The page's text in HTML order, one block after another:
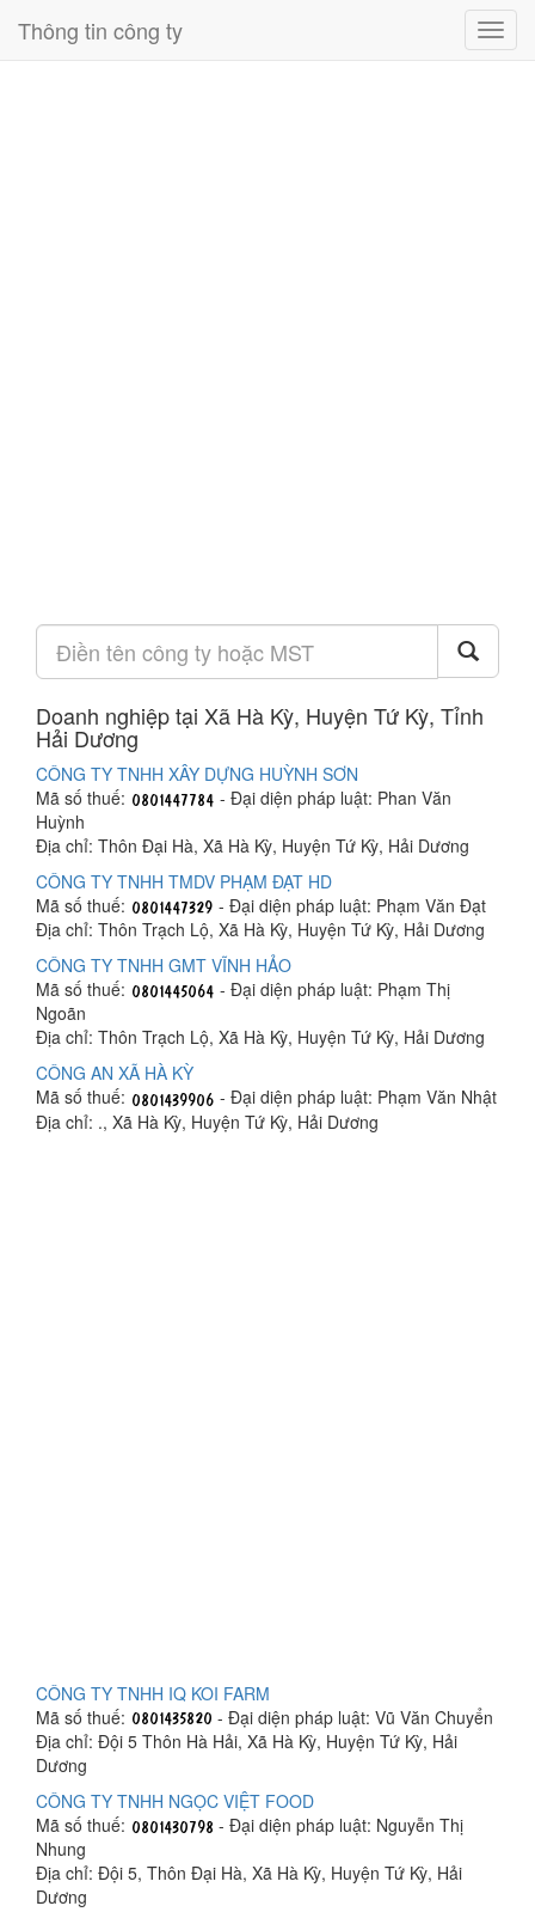
Thông tin công ty
Doanh nghiệp tại Xã Hà Kỳ, Huyện Tứ Kỳ, Tỉnh
Hải Dương
CÔNG TY TNHH XÂY DỰNG HUỲNH SƠN
Mã số thuế:
- Đại diện pháp luật: Phan Văn
Huỳnh
Địa chỉ: Thôn Đại Hà, Xã Hà Kỳ, Huyện Tứ Kỳ, Hải Dương
CÔNG TY TNHH TMDV PHẠM ĐẠT HD
Mã số thuế:
- Đại diện pháp luật: Phạm Văn Đạt
Địa chỉ: Thôn Trạch Lộ, Xã Hà Kỳ, Huyện Tứ Kỳ, Hải Dương
CÔNG TY TNHH GMT VĨNH HẢO
Mã số thuế:
- Đại diện pháp luật: Phạm Thị
Ngoãn
Địa chỉ: Thôn Trạch Lộ, Xã Hà Kỳ, Huyện Tứ Kỳ, Hải Dương
CÔNG AN XÃ HÀ KỲ
Mã số thuế:
- Đại diện pháp luật: Phạm Văn Nhật
Địa chỉ: ., Xã Hà Kỳ, Huyện Tứ Kỳ, Hải Dương
CÔNG TY TNHH IQ KOI FARM
Mã số thuế:
- Đại diện pháp luật: Vũ Văn Chuyển
Địa chỉ: Đội 5 Thôn Hà Hải, Xã Hà Kỳ, Huyện Tứ Kỳ, Hải
Dương
CÔNG TY TNHH NGỌC VIỆT FOOD
Mã số thuế:
- Đại diện pháp luật: Nguyễn Thị
Nhung
Địa chỉ: Đội 5, Thôn Đại Hà, Xã Hà Kỳ, Huyện Tứ Kỳ, Hải
Dương